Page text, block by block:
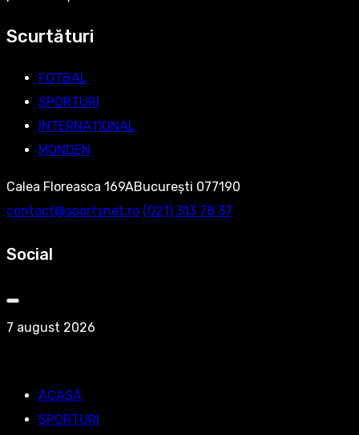
Scurtături
FOTBAL
SPORTURI
INTERNAȚIONAL
MONDEN
Calea Floreasca 169ABucurești 077190
contact@sportsnet.ro ‭(021) 313 78 37‬
Social
7 august 2026
ACASĂ
SPORTURI